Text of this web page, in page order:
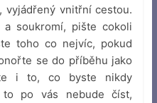
vyjádřený vnitřní cestou.
soukromí, pište cokoli
toho co nejvíc, pokud
se do příběhu jako
i to, co byste nikdy
to po vás nebude číst,